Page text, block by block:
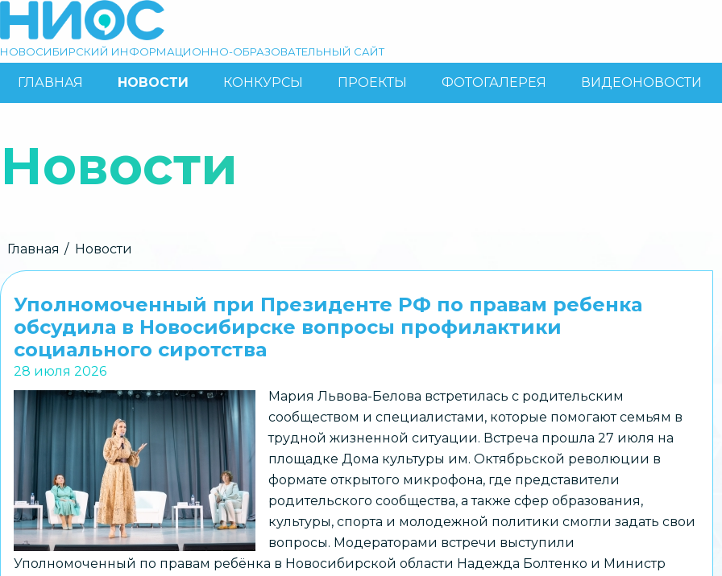
основному
Поиск
НОВОСИБИРСКИЙ ИНФОРМАЦИОННО-ОБРАЗОВАТЕЛЬНЫЙ САЙТ
ОСНОВНАЯ
ГЛАВНАЯ НОВОСТИ КОНКУРСЫ ПРОЕКТЫ ФОТОГАЛЕРЕЯ ВИДЕОНОВОСТИ
Новости
Строка
навигации
Главная Новости
Уполномоченный при Президенте РФ по правам ребенка
обсудила в Новосибирске вопросы профилактики
социального сиротства
28 июля 2026
Мария Львова-Белова встретилась с родительским
сообществом и специалистами, которые помогают семьям в
трудной жизненной ситуации. Встреча прошла 27 июля на
площадке Дома культуры им. Октябрьской революции в
формате открытого микрофона, где представители
родительского сообщества, а также сфер образования,
культуры, спорта и молодежной политики смогли задать свои
вопросы. Модераторами встречи выступили
Уполномоченный по правам ребёнка в Новосибирской области Надежда Болтенко и Министр